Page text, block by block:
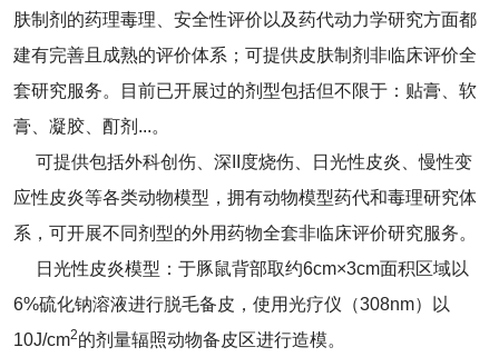
肤制剂的药理毒理、安全性评价以及药代动力学研究方面都
建有完善且成熟的评价体系；可提供皮肤制剂非临床评价全
套研究服务。目前已开展过的剂型包括但不限于：贴膏、软
膏、凝胶、酊剂...。
可提供包括外科创伤、深II度烧伤、日光性皮炎、慢性变
应性皮炎等各类动物模型，拥有动物模型药代和毒理研究体
系，可开展不同剂型的外用药物全套非临床评价研究服务。
日光性皮炎模型：于豚鼠背部取约6cm×3cm面积区域以
6%硫化钠溶液进行脱毛备皮，使用光疗仪（308nm）以
10J/cm2的剂量辐照动物备皮区进行造模。